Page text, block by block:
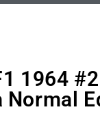
1964
Normal